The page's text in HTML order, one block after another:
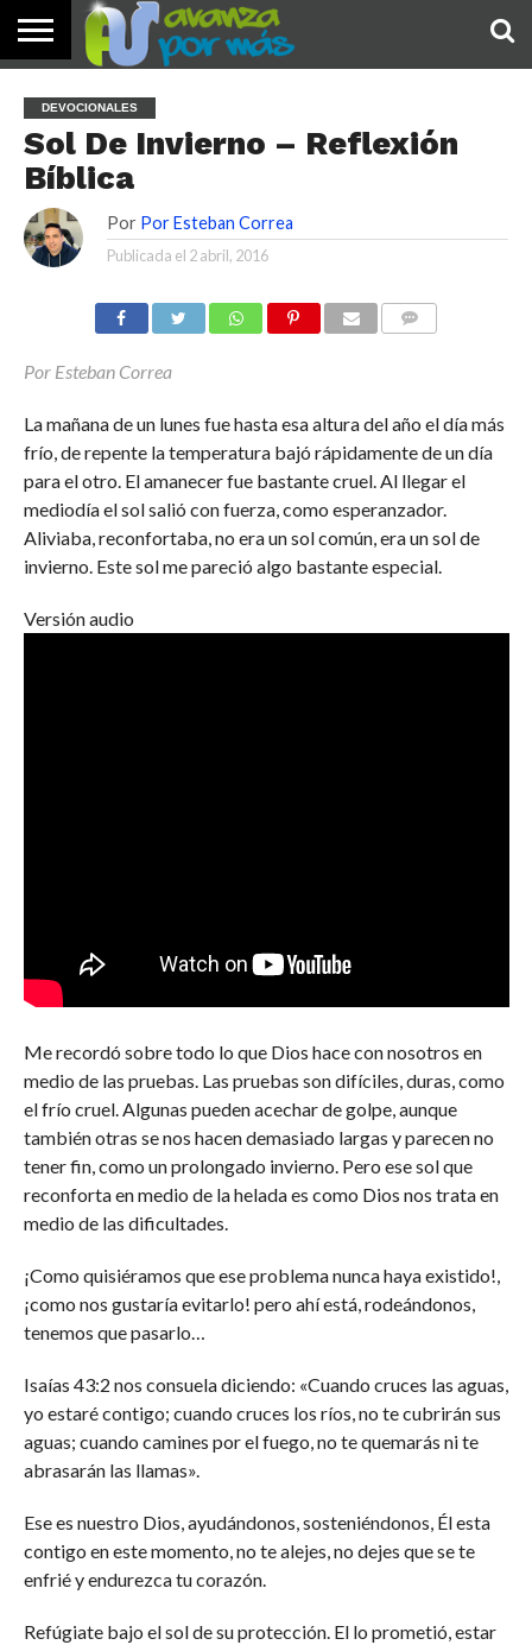
PALABRA
DE HOY
DEVOCIONALES
NOTICIAS
TESTIMONIOS
ORACIONES
SOBRE
NOSOTROS
IMÁGENES
DEVOCIONALES
Sol De Invierno – Reflexión
Bíblica
Por Por Esteban Correa
Publicada el 2 abril, 2016
Por Esteban Correa
La mañana de un lunes fue hasta esa altura del año el día más
frío, de repente la temperatura bajó rápidamente de un día
para el otro. El amanecer fue bastante cruel. Al llegar el
mediodía el sol salió con fuerza, como esperanzador.
Aliviaba, reconfortaba, no era un sol común, era un sol de
invierno. Este sol me pareció algo bastante especial.
Versión audio
Me recordó sobre todo lo que Dios hace con nosotros en
medio de las pruebas. Las pruebas son difíciles, duras, como
el frío cruel. Algunas pueden acechar de golpe, aunque
también otras se nos hacen demasiado largas y parecen no
tener fin, como un prolongado invierno. Pero ese sol que
reconforta en medio de la helada es como Dios nos trata en
medio de las dificultades.
¡Como quisiéramos que ese problema nunca haya existido!,
¡como nos gustaría evitarlo! pero ahí está, rodeándonos,
tenemos que pasarlo…
Isaías 43:2 nos consuela diciendo: «Cuando cruces las aguas,
yo estaré contigo; cuando cruces los ríos, no te cubrirán sus
aguas; cuando camines por el fuego, no te quemarás ni te
abrasarán las llamas».
Ese es nuestro Dios, ayudándonos, sosteniéndonos, Él esta
contigo en este momento, no te alejes, no dejes que se te
enfrié y endurezca tu corazón.
Refúgiate bajo el sol de su protección. El lo prometió, estar